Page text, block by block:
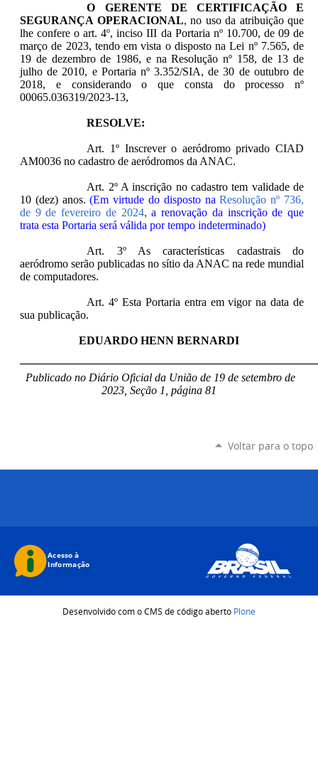
O GERENTE DE CERTIFICAÇÃO E
SEGURANÇA OPERACIONAL, no uso da atribuição que
lhe confere o art. 4º, inciso III da Portaria nº 10.700, de 09 de
março de 2023, tendo em vista o disposto na Lei nº 7.565, de
19 de dezembro de 1986, e na Resolução nº 158, de 13 de
julho de 2010, e Portaria nº 3.352/SIA, de 30 de outubro de
2018, e considerando o que consta do processo nº
00065.036319/2023-13,
RESOLVE:
Art. 1º Inscrever o aeródromo privado CIAD
AM0036 no cadastro de aeródromos da ANAC.
Art. 2º A inscrição no cadastro tem validade de
10 (dez) anos.(Em virtude do disposto naResolução nº 736,
de 9 de fevereiro de 2024, a renovação da inscrição de que
trata esta Portaria será válida por tempo indeterminado)
Art. 3º As características cadastrais do
aeródromo serão publicadas no sítio da ANAC na rede mundial
de computadores.
Art. 4º Esta Portaria entra em vigor na data de
sua publicação.
EDUARDO HENN BERNARDI
Publicado no Diário Oficial da União de 19 de setembro de
2023, Seção 1, página 81
Voltar para o topo
Desenvolvido com o CMS de código aberto Plone